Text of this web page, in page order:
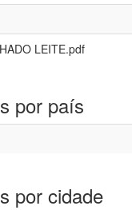
LEITE.pdf
por país
por cidade